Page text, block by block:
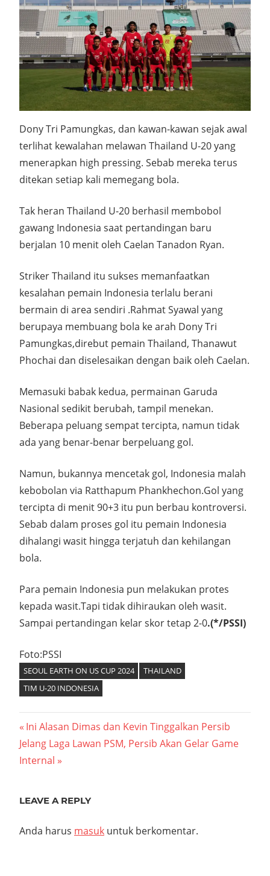
Dony Tri Pamungkas, dan kawan-kawan sejak awal
terlihat kewalahan melawan Thailand U-20 yang
menerapkan high pressing. Sebab mereka terus
ditekan setiap kali memegang bola.
Tak heran Thailand U-20 berhasil membobol
gawang Indonesia saat pertandingan baru
berjalan 10 menit oleh Caelan Tanadon Ryan.
Striker Thailand itu sukses memanfaatkan
kesalahan pemain Indonesia terlalu berani
bermain di area sendiri .Rahmat Syawal yang
berupaya membuang bola ke arah Dony Tri
Pamungkas,direbut pemain Thailand, Thanawut
Phochai dan diselesaikan dengan baik oleh Caelan.
Memasuki babak kedua, permainan Garuda
Nasional sedikit berubah, tampil menekan.
Beberapa peluang sempat tercipta, namun tidak
ada yang benar-benar berpeluang gol.
Namun, bukannya mencetak gol, Indonesia malah
kebobolan via Ratthapum Phankhechon.Gol yang
tercipta di menit 90+3 itu pun berbau kontroversi.
Sebab dalam proses gol itu pemain Indonesia
dihalangi wasit hingga terjatuh dan kehilangan
bola.
Para pemain Indonesia pun melakukan protes
kepada wasit.Tapi tidak dihiraukan oleh wasit.
Sampai pertandingan kelar skor tetap 2-0.(*/PSSI)
Foto:PSSI
SEOUL EARTH ON US CUP 2024
THAILAND
TIM U-20 INDONESIA
Navigasi
pos
Previous
Post:
Ini Alasan Dimas dan Kevin Tinggalkan Persib
Next
Post:
Jelang Laga Lawan PSM, Persib Akan Gelar Game
Internal
LEAVE A REPLY
Anda harus masuk untuk berkomentar.